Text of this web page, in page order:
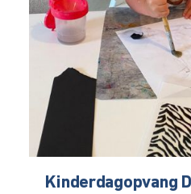
Kinderdagopvang